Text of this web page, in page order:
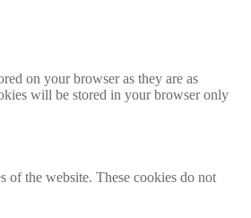
on your browser as they are as
will be stored in your browser only
of the website. These cookies do not